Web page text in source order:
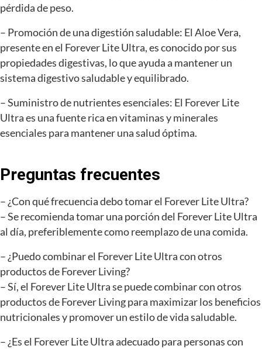
pérdida de peso.
– Promoción de una digestión saludable: El Aloe Vera,
presente en el Forever Lite Ultra, es conocido por sus
propiedades digestivas, lo que ayuda a mantener un
sistema digestivo saludable y equilibrado.
– Suministro de nutrientes esenciales: El Forever Lite
Ultra es una fuente rica en vitaminas y minerales
esenciales para mantener una salud óptima.
Preguntas frecuentes
– ¿Con qué frecuencia debo tomar el Forever Lite Ultra?
– Se recomienda tomar una porción del Forever Lite Ultra
al día, preferiblemente como reemplazo de una comida.
– ¿Puedo combinar el Forever Lite Ultra con otros
productos de Forever Living?
– Sí, el Forever Lite Ultra se puede combinar con otros
productos de Forever Living para maximizar los beneficios
nutricionales y promover un estilo de vida saludable.
– ¿Es el Forever Lite Ultra adecuado para personas con